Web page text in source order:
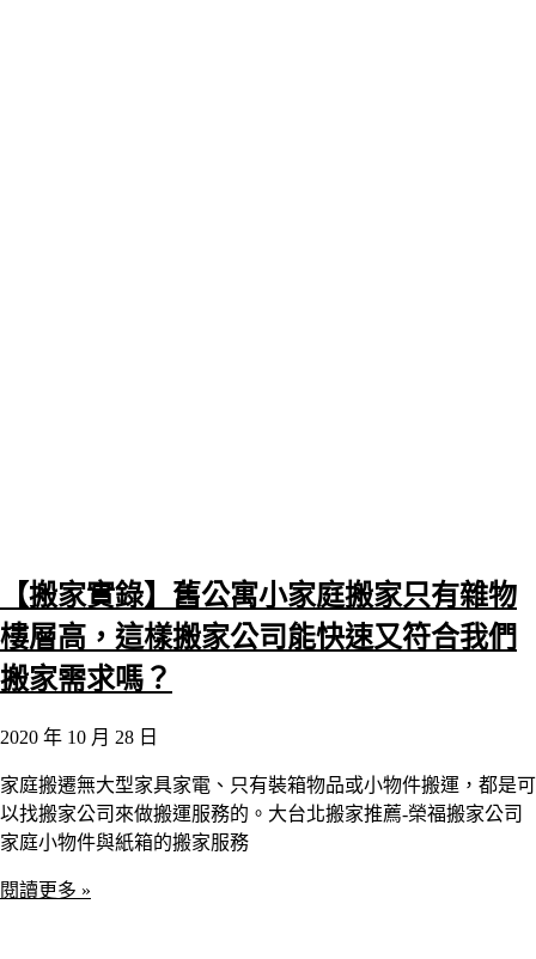
【搬家實錄】舊公寓小家庭搬家只有雜物
樓層高，這樣搬家公司能快速又符合我們
搬家需求嗎？
2020 年 10 月 28 日
家庭搬遷無大型家具家電、只有裝箱物品或小物件搬運，都是可
以找搬家公司來做搬運服務的。大台北搬家推薦-榮福搬家公司
家庭小物件與紙箱的搬家服務
閱讀更多 »